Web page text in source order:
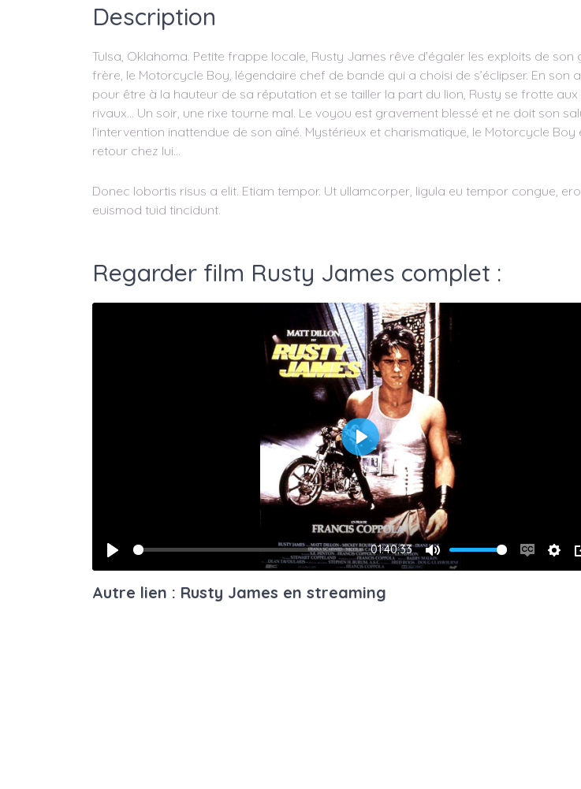
Description
Tulsa, Oklahoma. Petite frappe locale, Rusty James rêve d’égaler les exploits de son
frère, le Motorcycle Boy, légendaire chef de bande qui a choisi de s’éclipser. En son
pour être à la hauteur de sa réputation et se tailler la part du lion, Rusty se frotte
rivaux… Un soir, une rixe tourne mal. Le voyou est gravement blessé et ne doit son
l’intervention inattendue de son aîné. Mystérieux et charismatique, le Motorcycle Boy
retour chez lui…
Donec lobortis risus a elit. Etiam tempor. Ut ullamcorper, ligula eu tempor congue,
euismod tuid tincidunt.
Regarder film Rusty James complet :
Play
01:40:33
Mute
Enable
Play
Autre lien : Rusty James en streaming